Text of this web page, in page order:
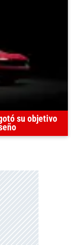
su objetivo